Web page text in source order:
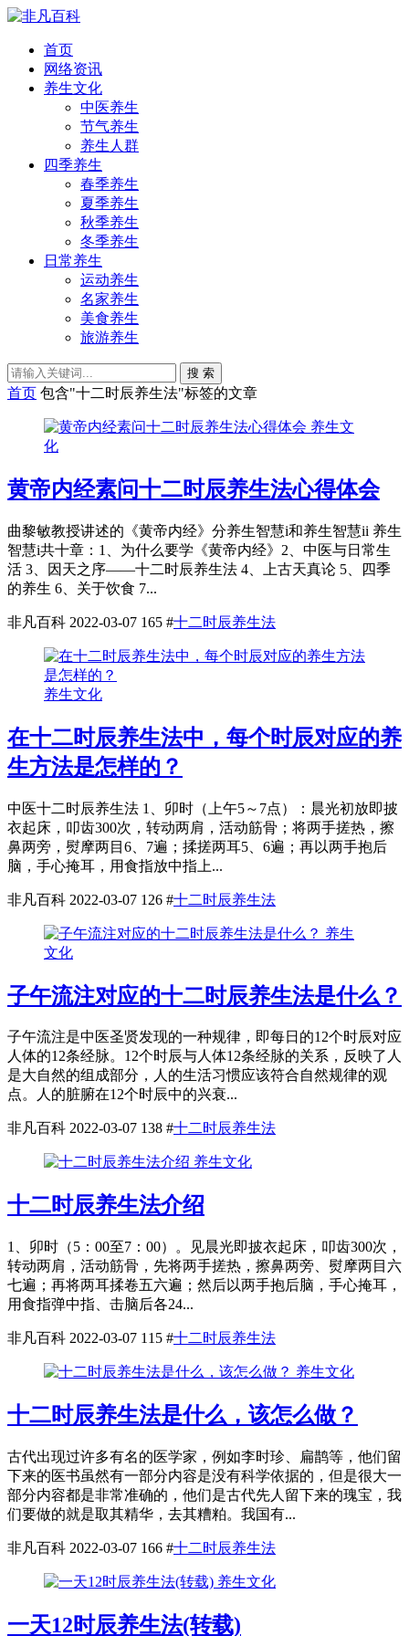
首页
网络资讯
养生文化
中医养生
节气养生
养生人群
四季养生
春季养生
夏季养生
秋季养生
冬季养生
日常养生
运动养生
名家养生
美食养生
旅游养生
搜 索
首页 包含"十二时辰养生法"标签的文章
养生文
化
黄帝内经素问十二时辰养生法心得体会
曲黎敏教授讲述的《黄帝内经》分养生智慧i和养生智慧ii 养生
智慧i共十章：1、为什么要学《黄帝内经》2、中医与日常生
活 3、因天之序——十二时辰养生法 4、上古天真论 5、四季
的养生 6、关于饮食 7...
非凡百科 2022-03-07 165 #十二时辰养生法
养生文化
在十二时辰养生法中，每个时辰对应的养
生方法是怎样的？
中医十二时辰养生法 1、卯时（上午5～7点）：晨光初放即披
衣起床，叩齿300次，转动两肩，活动筋骨；将两手搓热，擦
鼻两旁，熨摩两目6、7遍；揉搓两耳5、6遍；再以两手抱后
脑，手心掩耳，用食指放中指上...
非凡百科 2022-03-07 126 #十二时辰养生法
养生
文化
子午流注对应的十二时辰养生法是什么？
子午流注是中医圣贤发现的一种规律，即每日的12个时辰对应
人体的12条经脉。12个时辰与人体12条经脉的关系，反映了人
是大自然的组成部分，人的生活习惯应该符合自然规律的观
点。人的脏腑在12个时辰中的兴衰...
非凡百科 2022-03-07 138 #十二时辰养生法
养生文化
十二时辰养生法介绍
1、卯时（5：00至7：00）。见晨光即披衣起床，叩齿300次，
转动两肩，活动筋骨，先将两手搓热，擦鼻两旁、熨摩两目六
七遍；再将两耳揉卷五六遍；然后以两手抱后脑，手心掩耳，
用食指弹中指、击脑后各24...
非凡百科 2022-03-07 115 #十二时辰养生法
养生文化
十二时辰养生法是什么，该怎么做？
古代出现过许多有名的医学家，例如李时珍、扁鹊等，他们留
下来的医书虽然有一部分内容是没有科学依据的，但是很大一
部分内容都是非常准确的，他们是古代先人留下来的瑰宝，我
们要做的就是取其精华，去其糟粕。我国有...
非凡百科 2022-03-07 166 #十二时辰养生法
养生文化
一天12时辰养生法(转载)